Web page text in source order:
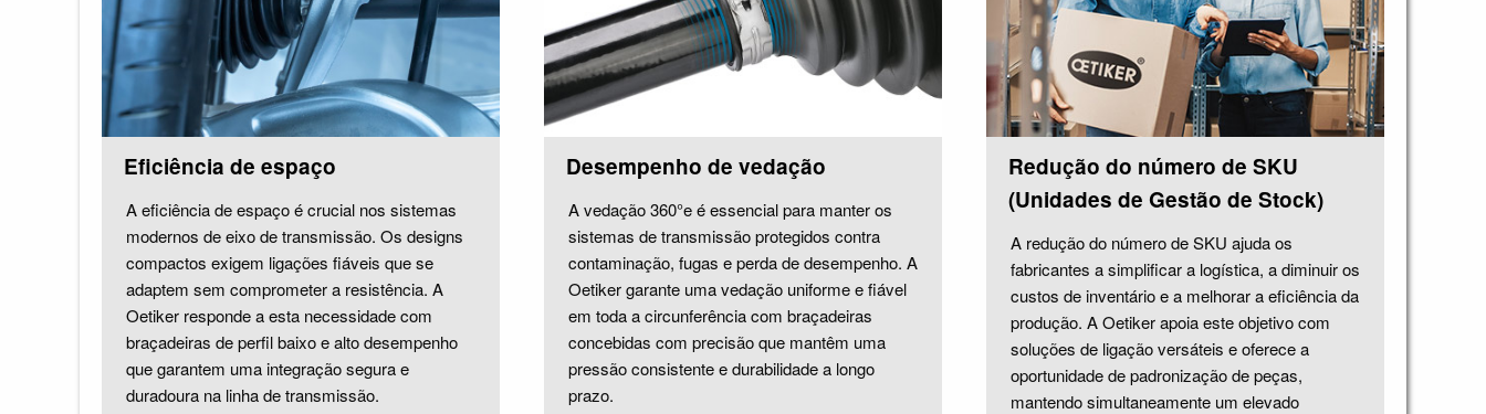
Eficiência de espaço
A eficiência de espaço é crucial nos sistemas
modernos de eixo de transmissão. Os designs
compactos exigem ligações fiáveis que se
adaptem sem comprometer a resistência. A
Oetiker responde a esta necessidade com
braçadeiras de perfil baixo e alto desempenho
que garantem uma integração segura e
duradoura na linha de transmissão.
Desempenho de vedação
A vedação 360°e é essencial para manter os
sistemas de transmissão protegidos contra
contaminação, fugas e perda de desempenho. A
Oetiker garante uma vedação uniforme e fiável
em toda a circunferência com braçadeiras
concebidas com precisão que mantêm uma
pressão consistente e durabilidade a longo
prazo.
Redução do número de SKU
(Unidades de Gestão de Stock)
A redução do número de SKU ajuda os
fabricantes a simplificar a logística, a diminuir os
custos de inventário e a melhorar a eficiência da
produção. A Oetiker apoia este objetivo com
soluções de ligação versáteis e oferece a
oportunidade de padronização de peças,
mantendo simultaneamente um elevado